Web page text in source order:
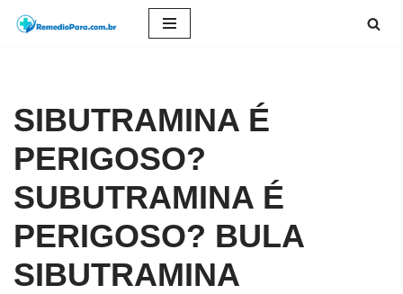
conteúdo
SIBUTRAMINA É
PERIGOSO?
SUBUTRAMINA É
PERIGOSO? BULA
SIBUTRAMINA